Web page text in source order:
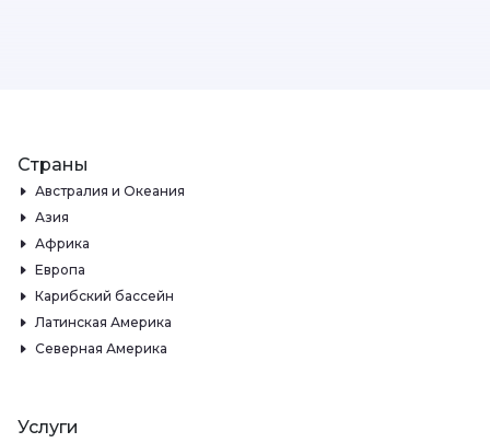
Страны
Австралия и Океания
Азия
Африка
Европа
Карибский бассейн
Латинская Америка
Северная Америка
Услуги